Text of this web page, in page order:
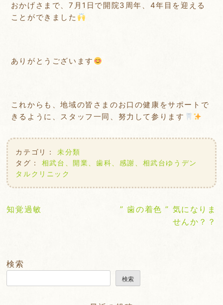
おかげさまで、7月1日で開院3周年、4年目を迎える
ことができました
ありがとうございます
これからも、地域の皆さまのお口の健康をサポートで
きるように、スタッフ一同、努力して参ります
カテゴリ：未分類
タグ： 相武台、開業、歯科、感謝、相武台ゆうデン
タルクリニック
投
ゲ
ー
シ
知覚過敏
” 歯の着色 ” 気になりま
せんか？？
検索
検索